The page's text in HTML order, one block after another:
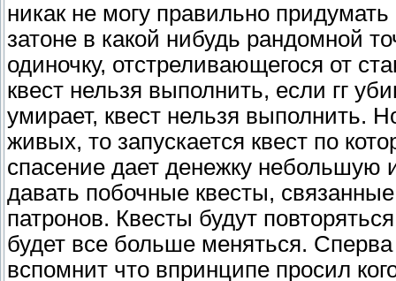
никак не могу правильно
затоне в какой нибудь рандомной
одиночку, отстреливающегося от
квест нельзя выполнить, если гг
умирает, квест нельзя выполнить.
живых, то запускается квест по
спасение дает денежку небольшую
давать побочные квесты,
патронов. Квесты будут
будет все больше меняться.
вспомнит что впринципе просил